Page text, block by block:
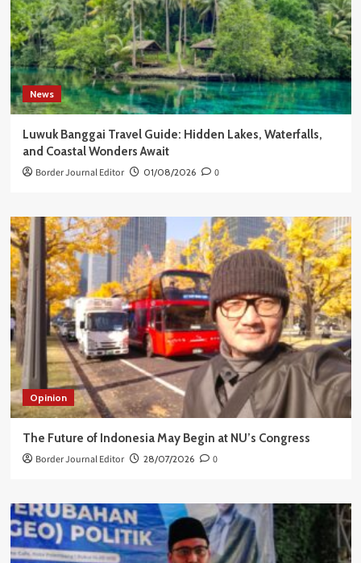
News
Luwuk Banggai Travel Guide: Hidden Lakes, Waterfalls,
and Coastal Wonders Await
Border Journal Editor 01/08/2026 0
Opinion
The Future of Indonesia May Begin at NU’s Congress
Border Journal Editor 28/07/2026 0